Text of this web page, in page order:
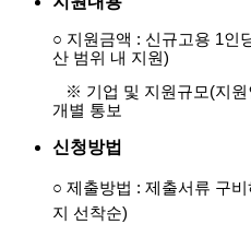
○ 지원금액 : 신규고용 1인
산 범위 내 지원)
※ 기업 및 지원규모(지원
개별 통보
신청방법
○ 제출방법 : 제출서류 구
지 선착순)